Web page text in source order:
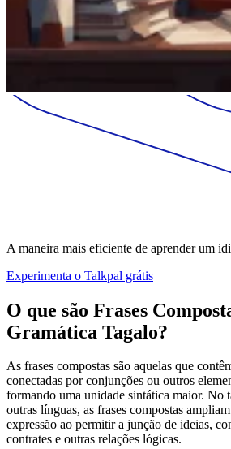
A maneira mais eficiente de aprender um
Experimenta o Talkpal grátis
O que são Frases
Gramática Tagalo?
As frases compostas são aquelas que
conectadas por conjunções ou outros
formando uma unidade sintática maior. No
outras línguas, as frases compostas
expressão ao permitir a junção de ideias,
contrates e outras relações lógicas.